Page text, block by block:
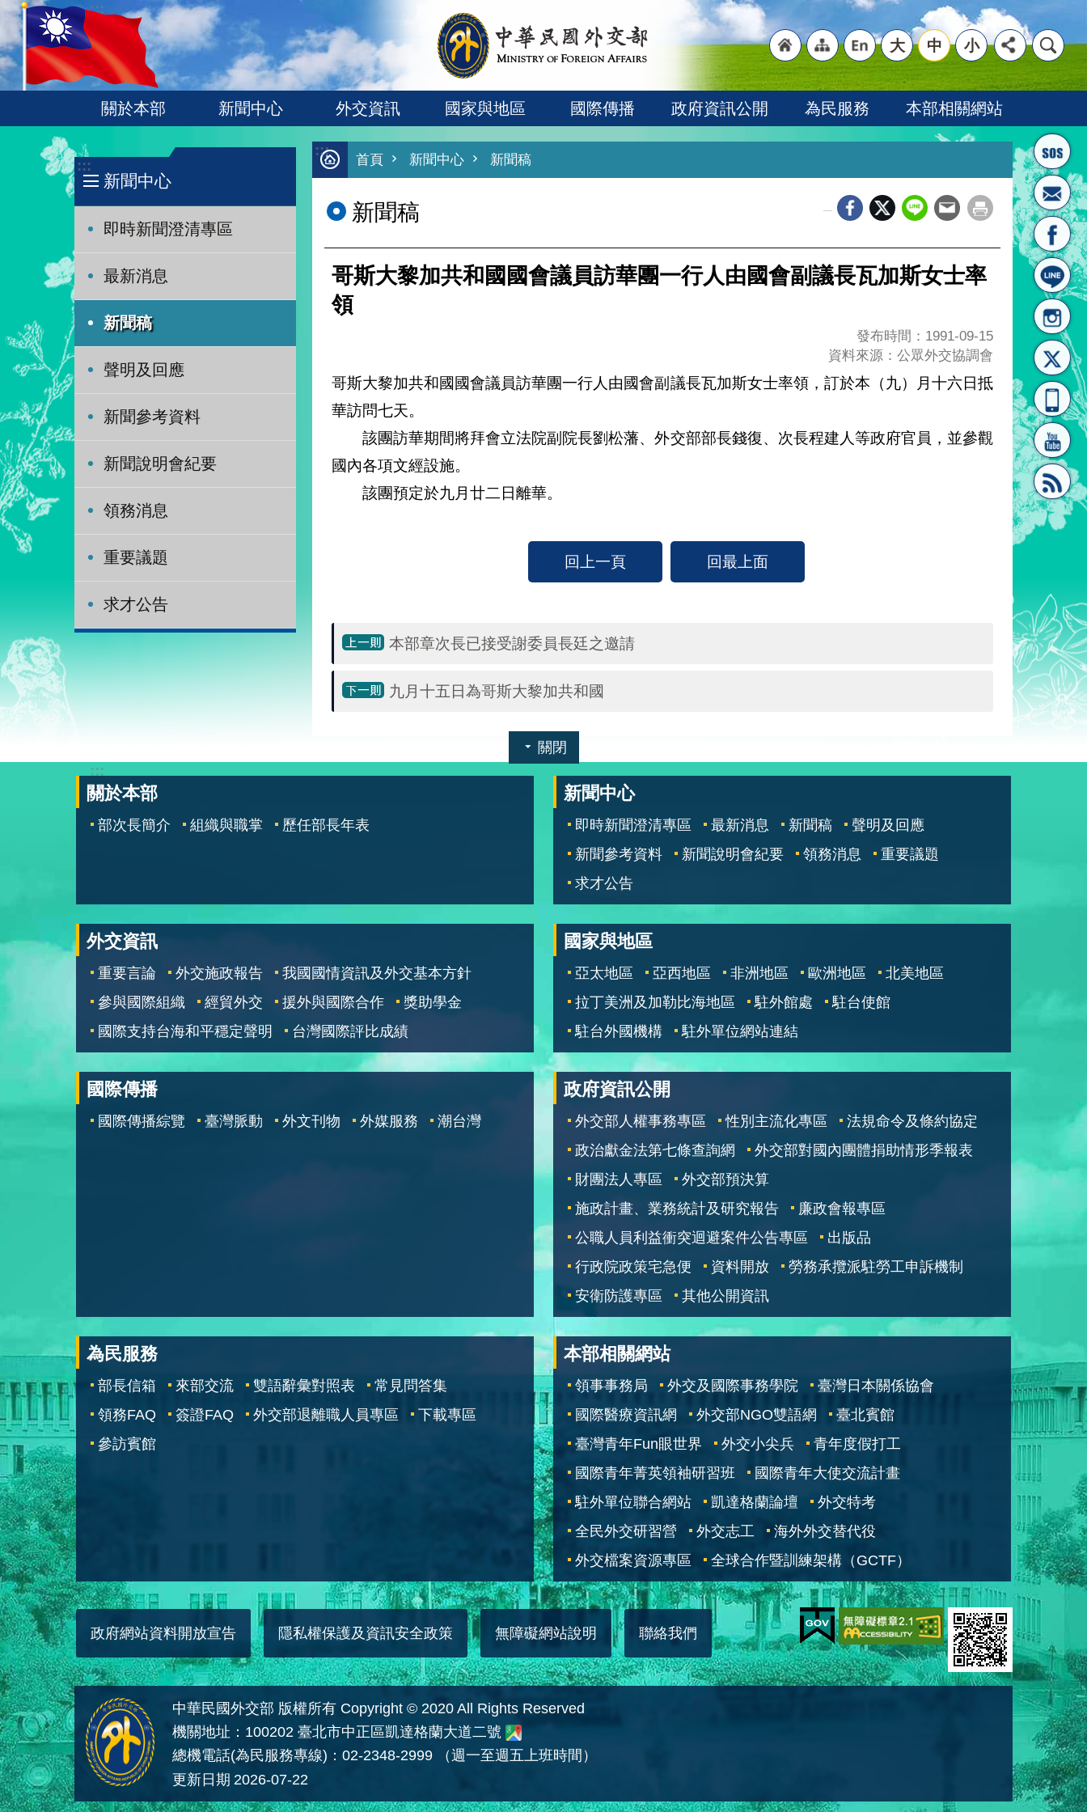
跳到主要內容區塊
:::
首頁
[連
"網
站導
覽
"英
文語
系"
大 中 小
關於本部 新聞中心 外交資訊 國家與地區 國際傳播 政府資訊公開 為民服務 本部相關網站
:::
新聞中心
即時新聞澄清專區
最新消息
新聞稿
聲明及回應
新聞參考資料
新聞說明會紀要
領務消息
重要議題
求才公告
:::
首頁 新聞中心 新聞稿
新聞稿
哥斯大黎加共和國國會議員訪華團一行人由國會副議長瓦加斯女士率
領
發布時間：1991-09-15
資料來源：公眾外交協調會
哥斯大黎加共和國國會議員訪華團一行人由國會副議長瓦加斯女士率領，訂於本（九）月十六日抵
華訪問七天。
該團訪華期間將拜會立法院副院長劉松藩、外交部部長錢復、次長程建人等政府官員，並參觀
國內各項文經設施。
該團預定於九月廿二日離華。
回上一頁 回最上面
本部章次長已接受謝委員長廷之邀請
九月十五日為哥斯大黎加共和國
關閉
:::
關於本部
部次長簡介 組織與職掌 歷任部長年表
新聞中心
即時新聞澄清專區 最新消息 新聞稿
聲明及回應
新聞參考資料
新聞說明會紀要 領務消息
重要議題
求才公告
外交資訊
重要言論 外交施政報告
我國國情資訊及外交基本方針
參與國際組織
經貿外交 援外與國際合作
獎助學金
國際支持台海和平穩定聲明
台灣國際評比成績
國家與地區
亞太地區 亞西地區 非洲地區 歐洲地區
北美地區
拉丁美洲及加勒比海地區
駐外館處
駐台使館
駐台外國機構
駐外單位網站連結
國際傳播
國際傳播綜覽 臺灣脈動 外文刊物 外媒服務 潮台灣
政府資訊公開
外交部人權事務專區 性別主流化專區
法規命令及條約協定
政治獻金法第七條查詢網
外交部對國內團體捐助情形季報表
財團法人專區
外交部預決算
施政計畫、業務統計及研究報告
廉政會報專區
公職人員利益衝突迴避案件公告專區
出版品
行政院政策宅急便
資料開放
勞務承攬派駐勞工申訴機制
安衛防護專區
其他公開資訊
為民服務
部長信箱 來部交流 雙語辭彙對照表
常見問答集
領務FAQ
簽證FAQ 外交部退離職人員專區
下載專區
參訪賓館
本部相關網站
領事事務局 外交及國際事務學院
臺灣日本關係協會
國際醫療資訊網
外交部NGO雙語網
臺北賓館
臺灣青年Fun眼世界
外交小尖兵
青年度假打工
國際青年菁英領袖研習班
國際青年大使交流計畫
駐外單位聯合網站
凱達格蘭論壇
外交特考
全民外交研習營
外交志工
海外外交替代役
外交檔案資源專區
全球合作暨訓練架構（GCTF）
政府網站資料開放宣告 隱私權保護及資訊安全政策 無障礙網站說明 聯絡我們
中華民國外交部 版權所有 Copyright © 2020 All Rights Reserved
機關地址：100202 臺北市中正區凱達格蘭大道二號
總機電話(為民服務專線)：02-2348-2999 （週一至週五上班時間）
更新日期 2026-07-22